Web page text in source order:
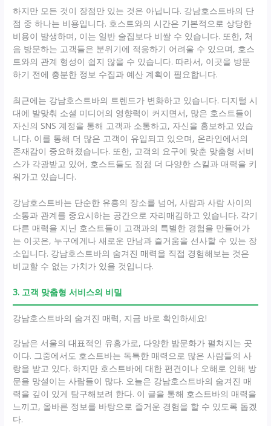
하지만 모든 것이 장점만 있는 것은 아닙니다. 강남호스트바의 단
점 중 하나는 비용입니다. 호스트와의 시간은 기본적으로 상당한
비용이 발생하며, 이는 일반 술집보다 비쌀 수 있습니다. 또한, 처
음 방문하는 고객들은 분위기에 적응하기 어려울 수 있으며, 호스
트와의 관계 형성이 쉽지 않을 수 있습니다. 따라서, 이곳을 방문
하기 전에 충분한 정보 수집과 예산 계획이 필요합니다.
최근에는 강남호스트바의 트렌드가 변화하고 있습니다. 디지털 시
대에 발맞춰 소셜 미디어의 영향력이 커지면서, 많은 호스트들이
자신의 SNS 계정을 통해 고객과 소통하고, 자신을 홍보하고 있습
니다. 이를 통해 더 많은 고객이 유입되고 있으며, 온라인에서의
존재감이 중요해졌습니다. 또한, 고객의 요구에 맞춘 맞춤형 서비
스가 각광받고 있어, 호스트들도 점점 더 다양한 스킬과 매력을 키
워가고 있습니다.
강남호스트바는 단순한 유흥의 장소를 넘어, 사람과 사람 사이의
소통과 관계를 중요시하는 공간으로 자리매김하고 있습니다. 각기
다른 매력을 지닌 호스트들이 고객과의 특별한 경험을 만들어가
는 이곳은, 누구에게나 새로운 만남과 즐거움을 선사할 수 있는 장
소입니다. 강남호스트바의 숨겨진 매력을 직접 경험해보는 것은
비교할 수 없는 가치가 있을 것입니다.
3. 고객 맞춤형 서비스의 비밀
강남호스트바의 숨겨진 매력, 지금 바로 확인하세요!
강남은 서울의 대표적인 유흥가로, 다양한 밤문화가 펼쳐지는 곳
이다. 그중에서도 호스트바는 독특한 매력으로 많은 사람들의 사
랑을 받고 있다. 하지만 호스트바에 대한 편견이나 오해로 인해 방
문을 망설이는 사람들이 많다. 오늘은 강남호스트바의 숨겨진 매
력을 깊이 있게 탐구해보려 한다. 이 글을 통해 호스트바의 매력을
느끼고, 올바른 정보를 바탕으로 즐거운 경험을 할 수 있도록 돕겠
다.